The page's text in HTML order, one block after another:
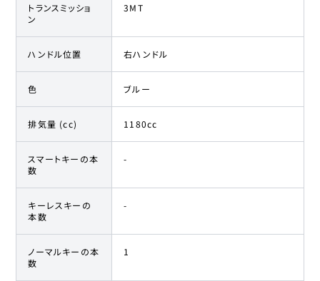
トランスミッショ
ン
3MT
ハンドル位置 右ハンドル
色 ブルー
排気量 (cc) 1180cc
スマートキーの本
数
-
キーレスキーの
本数
-
ノーマルキーの本
数
1